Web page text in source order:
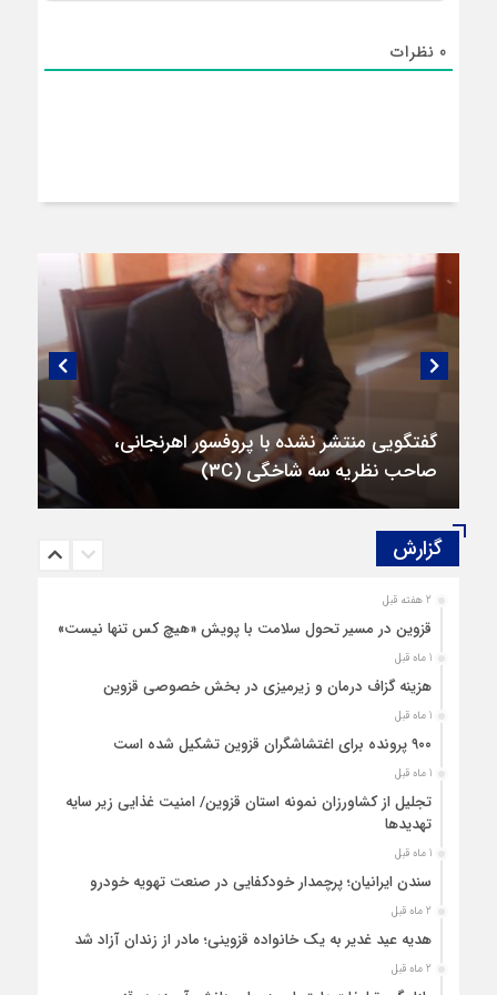
0 نظرات
گفتگویی منتشر نشده با پروفسور اهرنجانی،
صاحب نظریه سه‌ شاخگی (۳C)
گزارش‌
2 هفته قبل
قزوین در مسیر تحول سلامت با پویش «هیچ‌ کس تنها نیست»
1 ماه قبل
هزینه‌ گزاف درمان و زیرمیزی در بخش خصوصی قزوین
1 ماه قبل
۹۰۰ پرونده برای اغتشاشگران قزوین تشکیل شده است
1 ماه قبل
تجلیل از کشاورزان نمونه استان قزوین/ امنیت غذایی زیر سایه
تهدیدها
1 ماه قبل
سندن ایرانیان؛ پرچمدار خودکفایی در صنعت تهویه خودرو
2 ماه قبل
هدیه عید غدیر به یک خانواده قزوینی؛ مادر از زندان آزاد شد
2 ماه قبل